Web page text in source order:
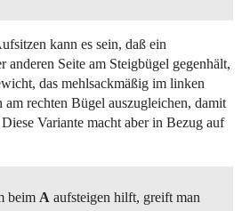
kann es sein, daß ein
anderen Seite am Steigbügel gegenhält,
das mehlsackmäßig im linken
rechten Bügel auszugleichen, damit
Variante macht aber in Bezug auf
beim A aufsteigen hilft, greift man